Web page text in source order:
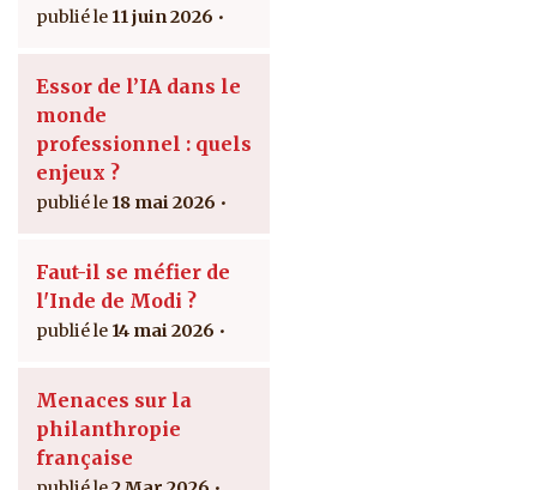
11 juin 2026
Essor de l’IA dans le
monde
professionnel : quels
enjeux ?
18 mai 2026
Faut-il se méfier de
l'Inde de Modi ?
14 mai 2026
Menaces sur la
philanthropie
française